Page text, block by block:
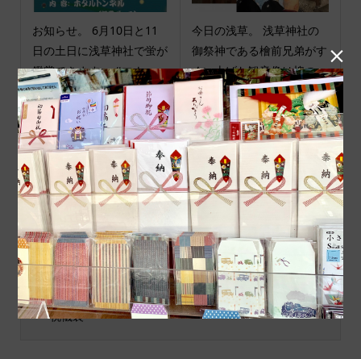
お知らせ。 6月10日と11
日の土日に浅草神社で蛍が
鑑賞できます。 #マナー...
今日の浅草。 浅草神社の
御祭神である檜前兄弟がす
くい上げた観音像は槐の...
商品カテゴリ
商品ジャンル
ポチ袋
和小物
祝儀袋
